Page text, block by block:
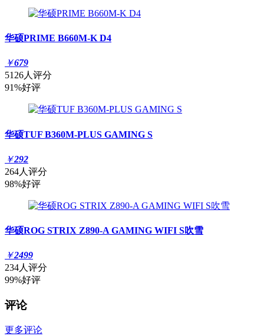
华硕PRIME B660M-K D4
￥679
5126人评分
91%好评
华硕TUF B360M-PLUS GAMING S
￥292
264人评分
98%好评
华硕ROG STRIX Z890-A GAMING WIFI S吹雪
￥2499
234人评分
99%好评
评论
更多评论